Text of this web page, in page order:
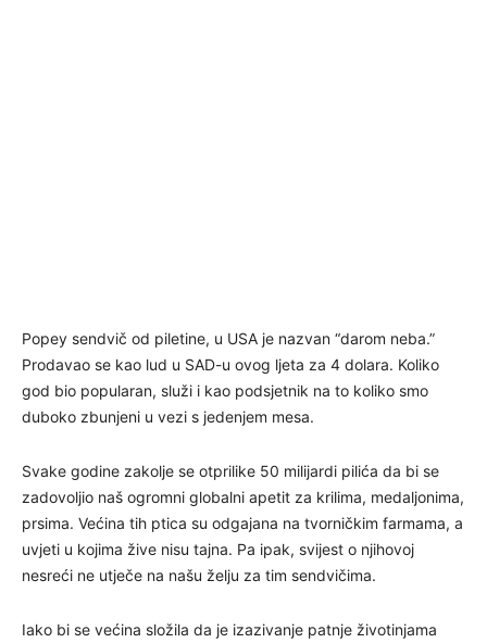
Popey sendvič od piletine, u USA je nazvan “darom neba.”
Prodavao se kao lud u SAD-u ovog ljeta za 4 dolara. Koliko
god bio popularan, služi i kao podsjetnik na to koliko smo
duboko zbunjeni u vezi s jedenjem mesa.
Svake godine zakolje se otprilike 50 milijardi pilića da bi se
zadovoljio naš ogromni globalni apetit za krilima, medaljonima,
prsima. Većina tih ptica su odgajana na tvorničkim farmama, a
uvjeti u kojima žive nisu tajna. Pa ipak, svijest o njihovoj
nesreći ne utječe na našu želju za tim sendvičima.
Iako bi se većina složila da je izazivanje patnje životinjama